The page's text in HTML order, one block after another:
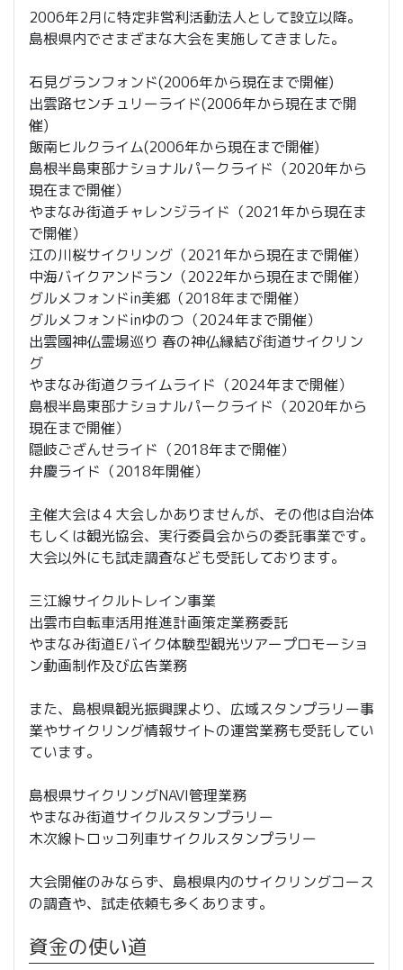
2006年2月に特定非営利活動法人として設立以降。
島根県内でさまざまな大会を実施してきました。
石見グランフォンド(2006年から現在まで開催)
出雲路センチュリーライド(2006年から現在まで開
催)
飯南ヒルクライム(2006年から現在まで開催)
島根半島東部ナショナルパークライド（2020年から
現在まで開催）
やまなみ街道チャレンジライド（2021年から現在ま
で開催）
江の川桜サイクリング（2021年から現在まで開催）
中海バイクアンドラン（2022年から現在まで開催）
グルメフォンドin美郷（2018年まで開催）
グルメフォンドinゆのつ（2024年まで開催）
出雲國神仏霊場巡り 春の神仏縁結び街道サイクリン
グ
やまなみ街道クライムライド（2024年まで開催）
島根半島東部ナショナルパークライド（2020年から
現在まで開催）
隠岐ござんせライド（2018年まで開催）
弁慶ライド（2018年開催）
主催大会は４大会しかありませんが、その他は自治体
もしくは観光協会、実行委員会からの委託事業です。
大会以外にも試走調査なども受託しております。
三江線サイクルトレイン事業
出雲市自転車活用推進計画策定業務委託
やまなみ街道Eバイク体験型観光ツアープロモーショ
ン動画制作及び広告業務
また、島根県観光振興課より、広域スタンプラリー事
業やサイクリング情報サイトの運営業務も受託してい
ています。
島根県サイクリングNAVI管理業務
やまなみ街道サイクルスタンプラリー
木次線トロッコ列車サイクルスタンプラリー
大会開催のみならず、島根県内のサイクリングコース
の調査や、試走依頼も多くあります。
資金の使い道